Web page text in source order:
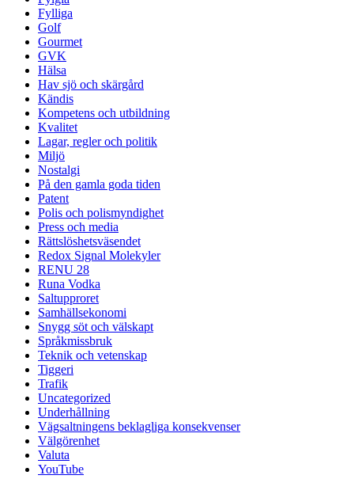
Fylliga
Golf
Gourmet
GVK
Hälsa
Hav sjö och skärgård
Kändis
Kompetens och utbildning
Kvalitet
Lagar, regler och politik
Miljö
Nostalgi
På den gamla goda tiden
Patent
Polis och polismyndighet
Press och media
Rättslöshetsväsendet
Redox Signal Molekyler
RENU 28
Runa Vodka
Saltupproret
Samhällsekonomi
Snygg söt och välskapt
Språkmissbruk
Teknik och vetenskap
Tiggeri
Trafik
Uncategorized
Underhållning
Vägsaltningens beklagliga konsekvenser
Välgörenhet
Valuta
YouTube